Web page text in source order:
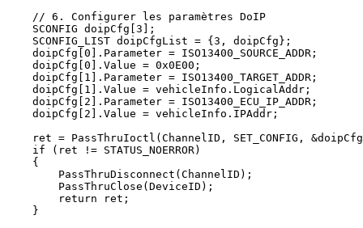
    // 6. Configurer les paramètres DoIP
    SCONFIG doipCfg[3];
    SCONFIG_LIST doipCfgList = {3, doipCfg};
    doipCfg[0].Parameter = ISO13400_SOURCE_ADDR;
    doipCfg[0].Value = 0x0E00;
    doipCfg[1].Parameter = ISO13400_TARGET_ADDR;
    doipCfg[1].Value = vehicleInfo.LogicalAddr;
    doipCfg[2].Parameter = ISO13400_ECU_IP_ADDR;
    doipCfg[2].Value = vehicleInfo.IPAddr;
ret = PassThruIoctl(ChannelID, SET_CONFIG,
    if (ret != STATUS_NOERROR)
    {
        PassThruDisconnect(ChannelID);
        PassThruClose(DeviceID);
        return ret;
    }